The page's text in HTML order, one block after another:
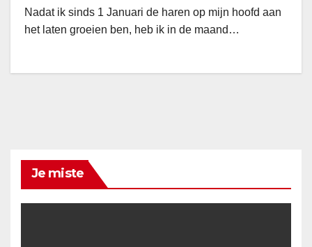
Nadat ik sinds 1 Januari de haren op mijn hoofd aan
het laten groeien ben, heb ik in de maand…
Je miste